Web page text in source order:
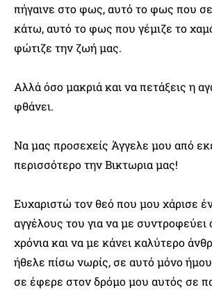
πήγαινε στο φως, αυτό το φως που
κάτω, αυτό το φως που γέμιζε το
φώτιζε την ζωή μας.
Αλλά όσο μακριά και να πετάξεις η
φθάνει.
Να μας προσεχείς Άγγελε μου από
περισσότερο την Βικτωρια μας!
Ευχαριστώ τον θεό που μου χάρισε
αγγέλους του για να με συντροφεύει
χρόνια και να με κάνει καλύτερο
ήθελε πίσω νωρίς, σε αυτό μόνο
σε έφερε στον δρόμο μου αυτός σε